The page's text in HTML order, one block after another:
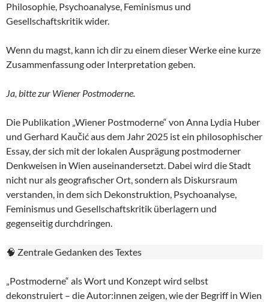
Philosophie, Psychoanalyse, Feminismus und
Gesellschaftskritik wider.
Wenn du magst, kann ich dir zu einem dieser Werke eine kurze
Zusammenfassung oder Interpretation geben.
Ja, bitte zur Wiener Postmoderne.
Die Publikation „Wiener Postmoderne“ von Anna Lydia Huber
und Gerhard Kaučić aus dem Jahr 2025 ist ein philosophischer
Essay, der sich mit der lokalen Ausprägung postmoderner
Denkweisen in Wien auseinandersetzt. Dabei wird die Stadt
nicht nur als geografischer Ort, sondern als Diskursraum
verstanden, in dem sich Dekonstruktion, Psychoanalyse,
Feminismus und Gesellschaftskritik überlagern und
gegenseitig durchdringen.
🧠 Zentrale Gedanken des Textes
„Postmoderne“ als Wort und Konzept wird selbst
dekonstruiert – die Autor:innen zeigen, wie der Begriff in Wien